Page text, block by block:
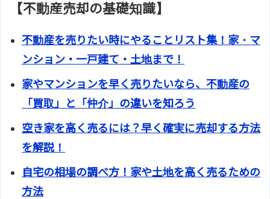
【不動産売却の基礎知識】
不動産を売りたい時にやることリスト集！家・マ
ンション・一戸建て・土地まで！
家やマンションを早く売りたいなら、不動産の
「買取」と「仲介」の違いを知ろう
空き家を高く売るには？早く確実に売却する方法
を解説！
自宅の相場の調べ方！家や土地を高く売るための
方法